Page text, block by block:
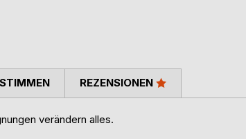
verändern alles.
REZENSIONEN